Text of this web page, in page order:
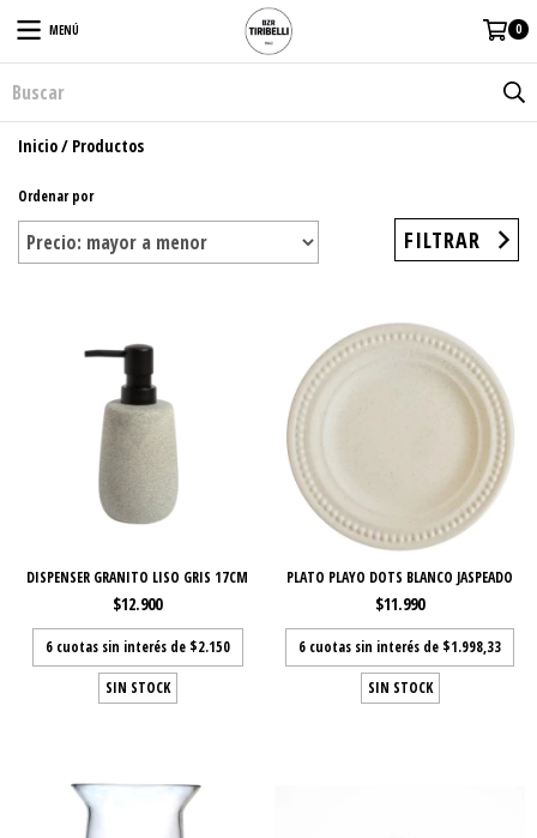
MENÚ 0
Inicio/ Productos
Ordenar por
FILTRAR
DISPENSER GRANITO LISO GRIS 17CM
$12.900
6 cuotas sin interés de $2.150
SIN STOCK
PLATO PLAYO DOTS BLANCO JASPEADO
$11.990
6 cuotas sin interés de $1.998,33
SIN STOCK